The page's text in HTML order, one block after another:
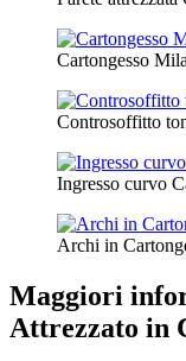
Cartongesso
Controsoffitto
Ingresso curvo
Archi in
Maggiori
Attrezzato in